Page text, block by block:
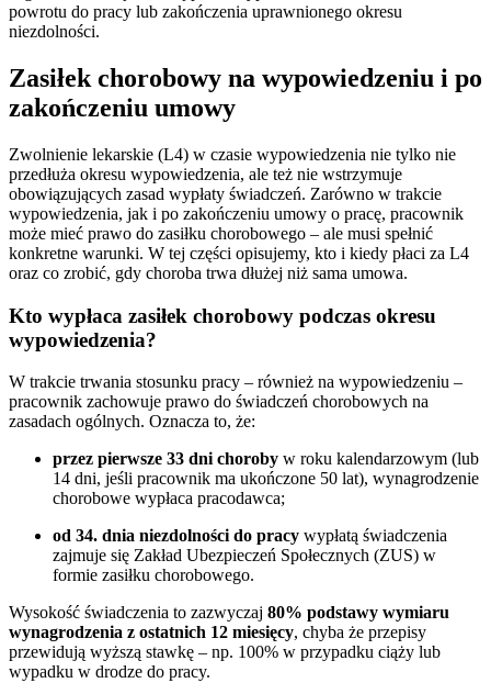
powrotu do pracy lub zakończenia uprawnionego okresu
niezdolności.
Zasiłek chorobowy na wypowiedzeniu i po
zakończeniu umowy
Zwolnienie lekarskie (L4) w czasie wypowiedzenia nie tylko nie
przedłuża okresu wypowiedzenia, ale też nie wstrzymuje
obowiązujących zasad wypłaty świadczeń. Zarówno w trakcie
wypowiedzenia, jak i po zakończeniu umowy o pracę, pracownik
może mieć prawo do zasiłku chorobowego – ale musi spełnić
konkretne warunki. W tej części opisujemy, kto i kiedy płaci za L4
oraz co zrobić, gdy choroba trwa dłużej niż sama umowa.
Kto wypłaca zasiłek chorobowy podczas okresu
wypowiedzenia?
W trakcie trwania stosunku pracy – również na wypowiedzeniu –
pracownik zachowuje prawo do świadczeń chorobowych na
zasadach ogólnych. Oznacza to, że:
przez pierwsze 33 dni choroby w roku kalendarzowym (lub
14 dni, jeśli pracownik ma ukończone 50 lat), wynagrodzenie
chorobowe wypłaca pracodawca;
od 34. dnia niezdolności do pracy wypłatą świadczenia
zajmuje się Zakład Ubezpieczeń Społecznych (ZUS) w
formie zasiłku chorobowego.
Wysokość świadczenia to zazwyczaj 80% podstawy wymiaru
wynagrodzenia z ostatnich 12 miesięcy, chyba że przepisy
przewidują wyższą stawkę – np. 100% w przypadku ciąży lub
wypadku w drodze do pracy.